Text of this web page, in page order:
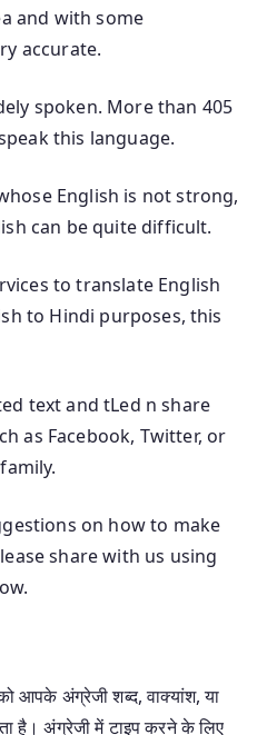
and with some
accurate.
spoken. More than 405
this language.
English is not strong,
can be quite difficult.
to translate English
to Hindi purposes, this
text and tLed n share
as Facebook, Twitter, or
on how to make
share with us using
आपके अंग्रेजी शब्द, वाक्यांश, या
है। अंग्रेजी में टाइप करने के लिए